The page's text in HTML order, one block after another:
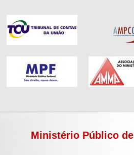
Ministério Público